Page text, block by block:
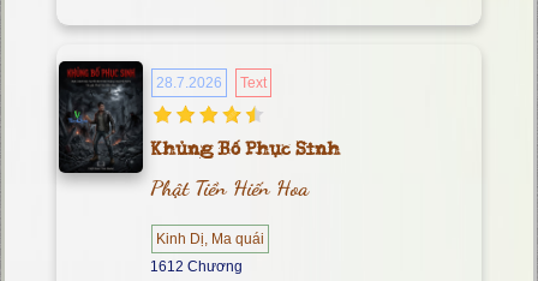
28.7.2026 Text
Khủng Bố Phục Sinh
Phật Tiền Hiến Hoa
Kinh Dị, Ma quái
1612 Chương